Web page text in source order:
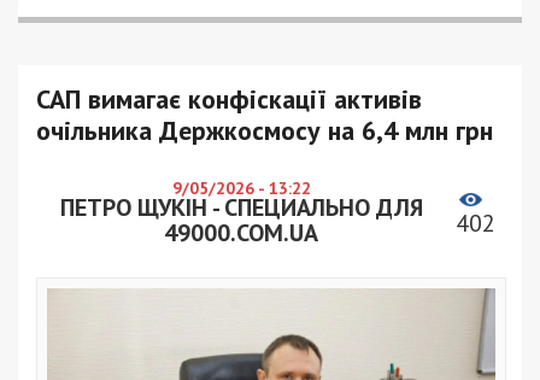
САП вимагає конфіскації активів
очільника Держкосмосу на 6,4 млн грн
9/05/2026 - 13:22
ПЕТРО ЩУКІН - СПЕЦИАЛЬНО ДЛЯ
49000.COM.UA
402